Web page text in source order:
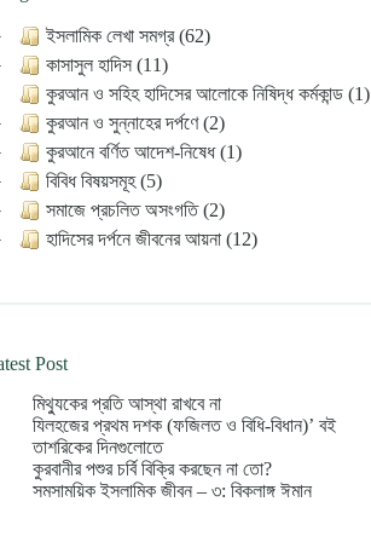
ইসলামিক লেখা সমগ্র (62)
কাসাসুল হাদিস (11)
কুরআন ও সহিহ হাদিসের আলোকে নিষিদ্ধ কর্মকান্ড (1)
কুরআন ও সুন্নাহের দর্পণে (2)
কুরআনে বর্ণিত আদেশ-নিষেধ (1)
বিবিধ বিষয়সমূহ (5)
সমাজে প্রচলিত অসংগতি (2)
হাদিসের দর্পনে জীবনের আয়না (12)
Post
মিথ্যুকের প্রতি আস্থা রাখবে না
যিলহজের প্রথম দশক (ফজিলত ও বিধি-বিধান)’ বই
তাশরিকের দিনগুলোতে
কুরবানীর পশুর চর্বি বিক্রি করছেন না তো?
সমসাময়িক ইসলামিক জীবন – ৩: বিকলাঙ্গ ঈমান